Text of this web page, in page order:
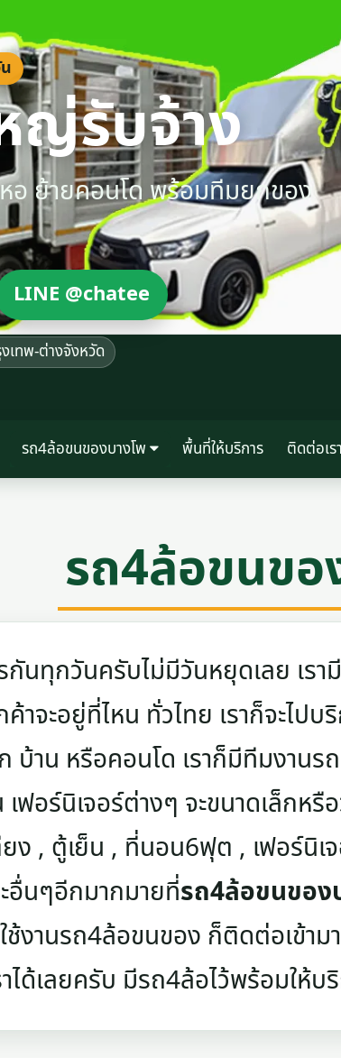
ญ่รับจ้าง
อ ย้ายคอนโด พร้อมทีมยกของ
LINE @chatee
เทพ-ต่างจังหวัด
รถ4ล้อขนของบางโพ พื้นที่ให้บริการ ติดต่อเรา
รถ4ล้อขนขอ
นทุกวันครับไม่มีวันหยุดเลย เรา
าจะอยู่ที่ไหน ทั่วไทย เราก็จะไปบ
บ้าน หรือคอนโด เราก็มีทีมงาน
ฟอร์นิเจอร์ต่างๆ จะขนาดเล็กหรื
ยง , ตู้เย็น , ที่นอน6ฟุต , เฟอร์นิ
อื่นๆอีกมากมายที่รถ4ล้อขนของ
ช้งานรถ4ล้อขนของ ก็ติดต่อเข้า
าได้เลยครับ มีรถ4ล้อไว้พร้อมให้